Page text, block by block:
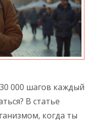
000 шагов каждый
В статье
когда ты